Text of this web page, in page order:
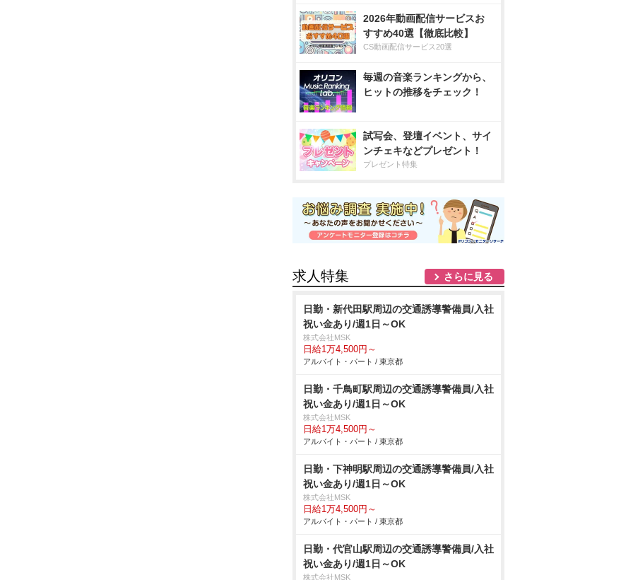
2026年動画配信サービスお
すすめ40選【徹底比較】
CS動画配信サービス20選
毎週の音楽ランキングから、
ヒットの推移をチェック！
試写会、登壇イベント、サイ
ンチェキなどプレゼント！
プレゼント特集
求人特集 さらに見る
日勤・新代田駅周辺の交通誘導警備員/入社
祝い金あり/週1日～OK
株式会社MSK
日給1万4,500円～
アルバイト・パート / 東京都
日勤・千鳥町駅周辺の交通誘導警備員/入社
祝い金あり/週1日～OK
株式会社MSK
日給1万4,500円～
アルバイト・パート / 東京都
日勤・下神明駅周辺の交通誘導警備員/入社
祝い金あり/週1日～OK
株式会社MSK
日給1万4,500円～
アルバイト・パート / 東京都
日勤・代官山駅周辺の交通誘導警備員/入社
祝い金あり/週1日～OK
株式会社MSK